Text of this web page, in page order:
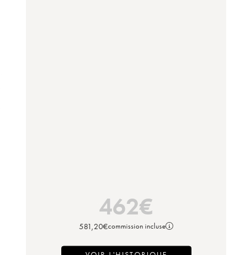
462€
581,20€commission incluse